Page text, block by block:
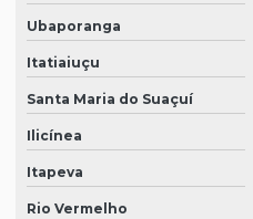
Ubaporanga
Itatiaiuçu
Santa Maria do Suaçuí
Ilicínea
Itapeva
Rio Vermelho